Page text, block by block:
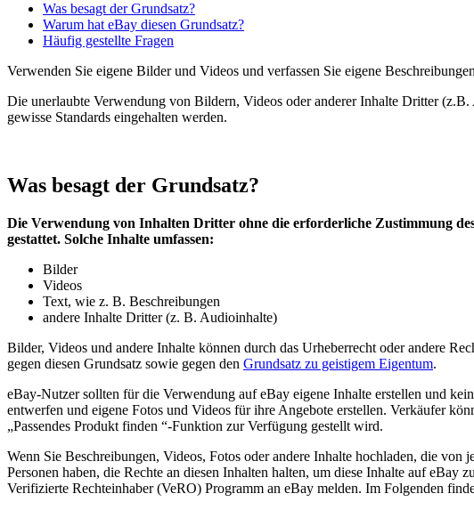
Was besagt der Grundsatz?
Warum hat eBay diesen Grundsatz?
Häufig gestellte Fragen
Verwenden Sie eigene Bilder und Videos und verfassen Sie eigene
Die unerlaubte Verwendung von Bildern, Videos oder anderer Inhalte Dritter
gewisse Standards eingehalten werden.
Was besagt der Grundsatz?
Die Verwendung von Inhalten Dritter ohne die erforderliche Zustimmung
gestattet. Solche Inhalte umfassen:
Bilder
Videos
Text, wie z. B. Beschreibungen
andere Inhalte Dritter (z. B. Audioinhalte)
Bilder, Videos und andere Inhalte können durch das Urheberrecht oder andere
gegen diesen Grundsatz sowie gegen den Grundsatz zu geistigem Eigentum.
eBay-Nutzer sollten für die Verwendung auf eBay eigene Inhalte erstellen und
entwerfen und eigene Fotos und Videos für ihre Angebote erstellen. Verkäufer
„Passendes Produkt finden “-Funktion zur Verfügung gestellt wird.
Wenn Sie Beschreibungen, Videos, Fotos oder andere Inhalte hochladen, die
Personen haben, die Rechte an diesen Inhalten halten, um diese Inhalte auf
Verifizierte Rechteinhaber (VeRO) Programm an eBay melden. Im Folgenden